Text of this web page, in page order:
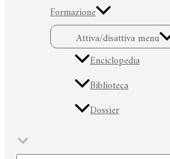
Formazione
Attiva/disattiva menu
Enciclopedia
Biblioteca
Dossier